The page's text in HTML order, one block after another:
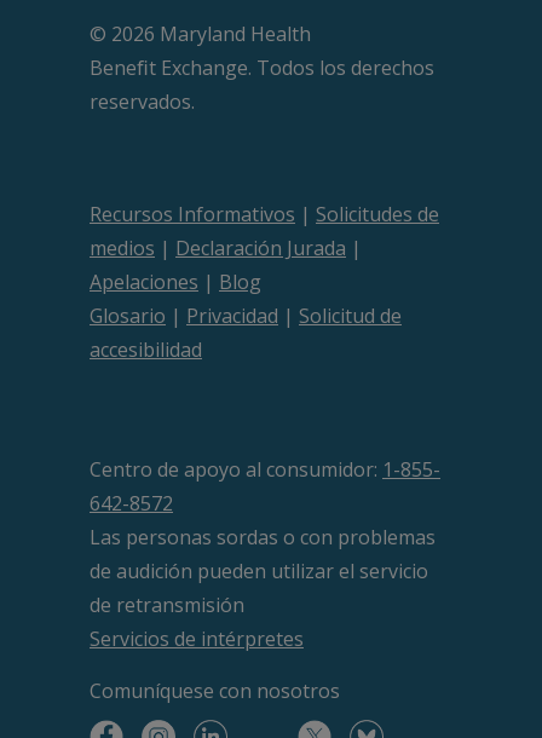
© 2026 Maryland Health
Beneﬁt Exchange. Todos los derechos
reservados.
Recursos Informativos | Solicitudes de
medios | Declaración Jurada |
Apelaciones | Blog
Glosario | Privacidad | Solicitud de
accesibilidad
Centro de apoyo al consumidor: 1-855-
642-8572
Las personas sordas o con problemas
de audición pueden utilizar el servicio
de retransmisión
Servicios de intérpretes
Comuníquese con nosotros